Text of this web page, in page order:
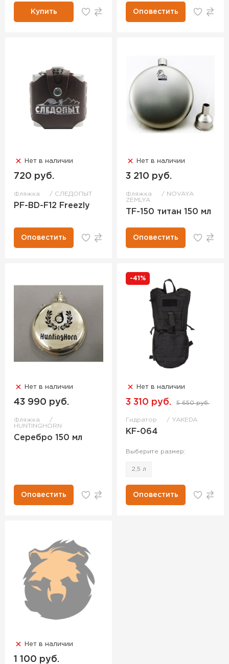
Купить Оповестить
Нет в наличии
720 руб.
Фляжка СЛЕДОПЫТ
PF-BD-F12 Freezly
Оповестить
Нет в наличии
3 210 руб.
Фляжка
NOVAYA
ZEMLYA
TF-150 титан 150 мл
Оповестить
Нет в наличии
43 990 руб.
Фляжка
HUNTINGHORN
Серебро 150 мл
Оповестить
-41%
Нет в наличии
3 310 руб. 5 650 руб.
Гидратор YAKEDA
KF-064
Выберите размер:
2,5 л
Оповестить
Нет в наличии
1 100 руб.